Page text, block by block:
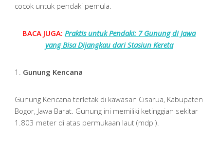
cocok untuk pendaki pemula.
BACA JUGA: Praktis untuk Pendaki: 7 Gunung di Jawa
yang Bisa Dijangkau dari Stasiun Kereta
1. Gunung Kencana
Gunung Kencana terletak di kawasan Cisarua, Kabupaten
Bogor, Jawa Barat. Gunung ini memiliki ketinggian sekitar
1.803 meter di atas permukaan laut (mdpl).